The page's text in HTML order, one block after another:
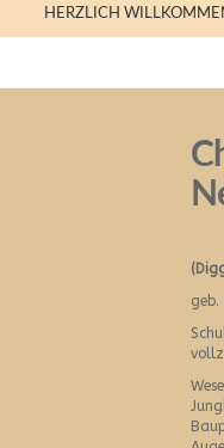
HERZLICH
geb.